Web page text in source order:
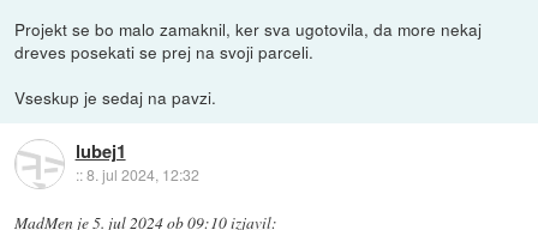
Projekt se bo malo zamaknil, ker sva ugotovila, da more nekaj
dreves posekati se prej na svoji parceli.
Vseskup je sedaj na pavzi.
lubej1
::8. jul 2024, 12:32
MadMen je5. jul 2024 ob 09:10izjavil: